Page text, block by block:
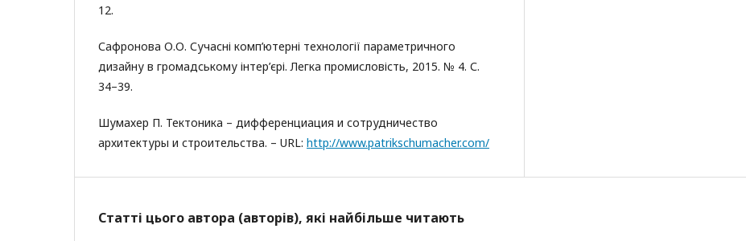
12.
Сафронова О.О. Сучасні комп’ютерні технології параметричного
дизайну в громадському інтер’єрі. Легка промисловість, 2015. № 4. С.
34–39.
Шумахер П. Тектоника – дифференциация и сотрудничество
архитектуры и строительства. – URL: http://www.patrikschumacher.com/
Статті цього автора (авторів), які найбільше читають